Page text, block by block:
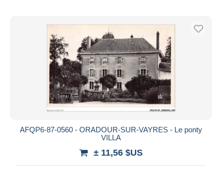
AFQP6-87-0560 - ORADOUR-SUR-VAYRES - Le ponty
VILLA
± 11,56 $US